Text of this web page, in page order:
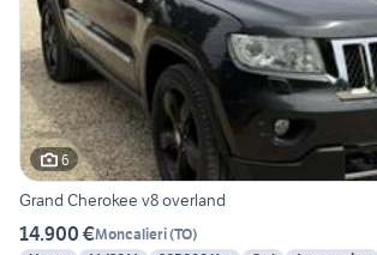
6
Grand Cherokee v8 overland
14.900 €Moncalieri(TO)